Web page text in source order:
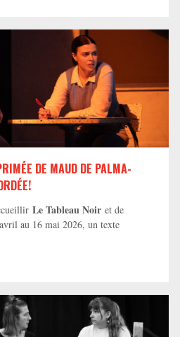
DE MAUD DE PALMA-
Le Tableau Noir et de
au 16 mai 2026, un texte